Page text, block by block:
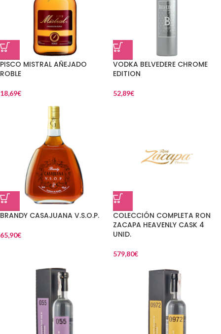
PISCO MISTRAL AÑEJADO
ROBLE
18,69€
VODKA BELVEDERE CHROME
EDITION
52,89€
BRANDY CASAJUANA V.S.O.P.
65,90€
COLECCIÓN COMPLETA RON
ZACAPA HEAVENLY CASK 4
UNID.
579,80€